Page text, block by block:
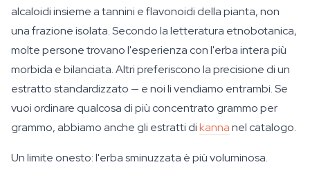
alcaloidi insieme a tannini e flavonoidi della pianta, non
una frazione isolata. Secondo la letteratura etnobotanica,
molte persone trovano l'esperienza con l'erba intera più
morbida e bilanciata. Altri preferiscono la precisione di un
estratto standardizzato — e noi li vendiamo entrambi. Se
vuoi ordinare qualcosa di più concentrato grammo per
grammo, abbiamo anche gli estratti dikannanel catalogo.
Un limite onesto: l'erba sminuzzata è più voluminosa.